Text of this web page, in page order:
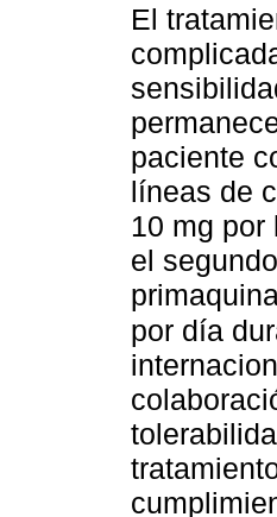
El
paciente
líneas de
10 mg
el
por día